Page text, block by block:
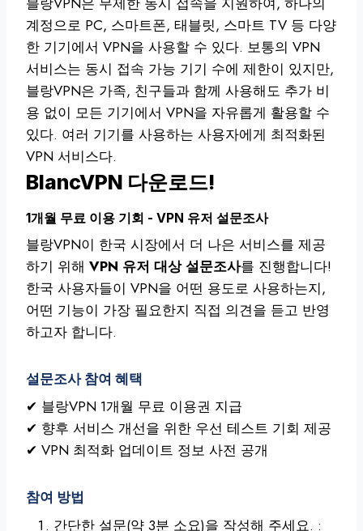
계정으로 PC, 스마트폰, 태블릿, 스마트 TV 등 다양
한 기기에서 VPN을 사용할 수 있다. 보통의 VPN
서비스는 동시 접속 가능 기기 수에 제한이 있지만,
블랑VPN은 가족, 친구들과 함께 사용해도 추가 비
용 없이 모든 기기에서 VPN을 자유롭게 활용할 수
있다. 여러 기기를 사용하는 사용자에게 최적화된
VPN 서비스다.
BlancVPN 다운로드!
1개월 무료 이용 기회 - VPN 유저 설문조사
블랑VPN이 한국 시장에서 더 나은 서비스를 제공
하기 위해 VPN 유저 대상 설문조사를 진행합니다!
한국 사용자들이 VPN을 어떤 용도로 사용하는지,
어떤 기능이 가장 필요한지 직접 의견을 듣고 반영
하고자 합니다.
설문조사 참여 혜택
✔ 블랑VPN 1개월 무료 이용권 지급
✔ 향후 서비스 개선을 위한 우선 테스트 기회 제공
✔ VPN 최적화 업데이트 정보 사전 공개
참여 방법
간단한 설문(약 3분 소요)을 작성해 주세요. :